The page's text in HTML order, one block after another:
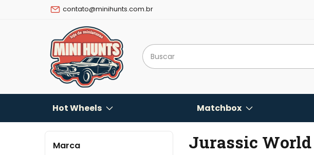
contato@minihunts.com.br
Hot Wheels Matchbox
Marca Jurassic World